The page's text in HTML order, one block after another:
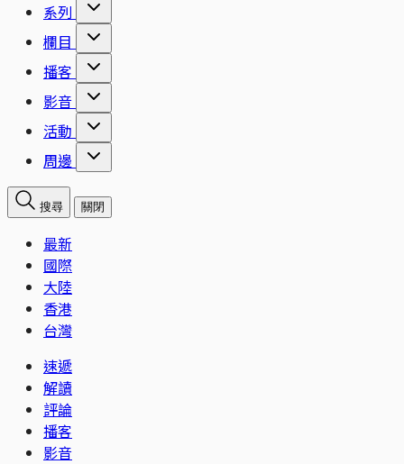
系列
欄目
播客
影音
活動
周邊
搜尋 關閉
最新
國際
大陸
香港
台灣
速遞
解讀
評論
播客
影音